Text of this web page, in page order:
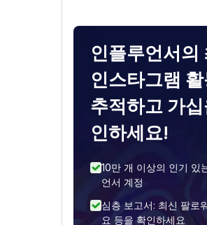
인플루언서의
인스타그램
추적하고 가
인하세요!
10만 개 이상의 인기 있
언서 계정
심층 보고서: 최신 팔로
요 등을 확인하세요